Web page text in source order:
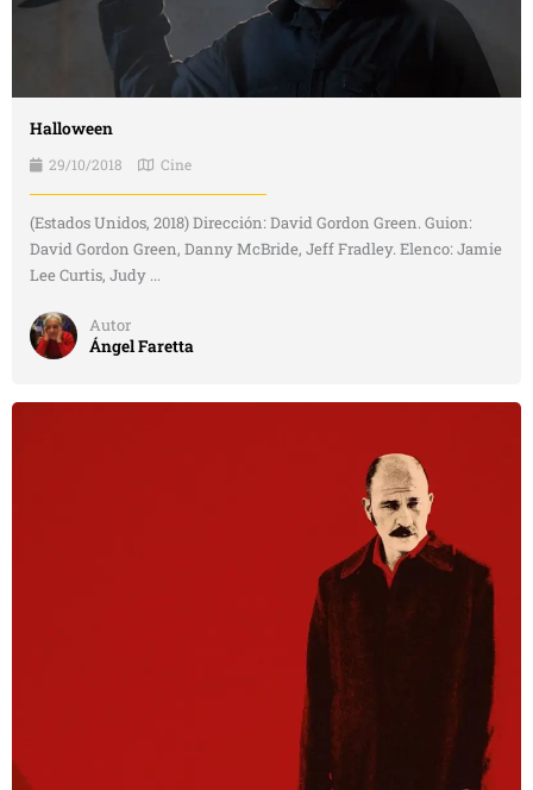
Halloween
29/10/2018 Cine
(Estados Unidos, 2018) Dirección: David Gordon Green. Guion:
David Gordon Green, Danny McBride, Jeff Fradley. Elenco: Jamie
Lee Curtis, Judy ...
Autor
Ángel Faretta